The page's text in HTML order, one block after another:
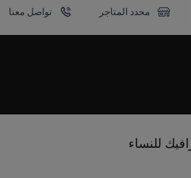
محدد المتاجر تواصل معنا